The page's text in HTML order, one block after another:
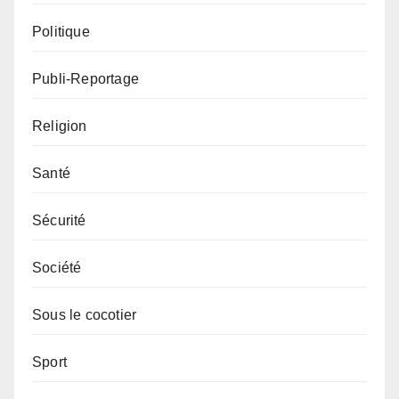
Politique
Publi-Reportage
Religion
Santé
Sécurité
Société
Sous le cocotier
Sport